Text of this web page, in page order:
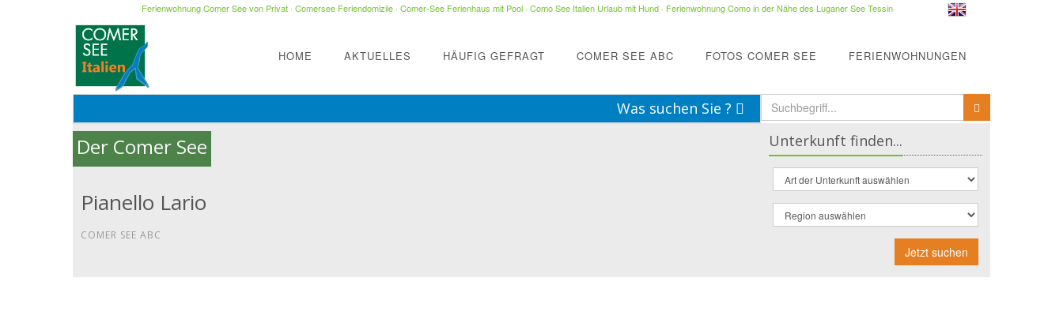
Ferienwohnung Comer See von Privat· Comersee Feriendomizile· Comer-See Ferienhaus mit Pool· Como See Italien Urlaub mit Hund· Ferienwohnung Como in der Nähe des Luganer See Tessin·
HOME AKTUELLES HÄUFIG GEFRAGT COMER SEE ABC FOTOS COMER SEE FERIENWOHNUNGEN
Was suchen Sie ?
Der Comer See
Pianello Lario
COMER SEE ABC
Unterkunft finden...
Jetzt suchen